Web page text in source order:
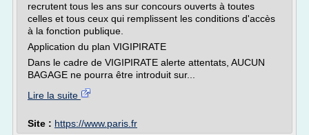
recrutent tous les ans sur concours ouverts à toutes
celles et tous ceux qui remplissent les conditions d'accès
à la fonction publique.
Application du plan VIGIPIRATE
Dans le cadre de VIGIPIRATE alerte attentats, AUCUN
BAGAGE ne pourra être introduit sur...
Lire la suite
Site : https://www.paris.fr